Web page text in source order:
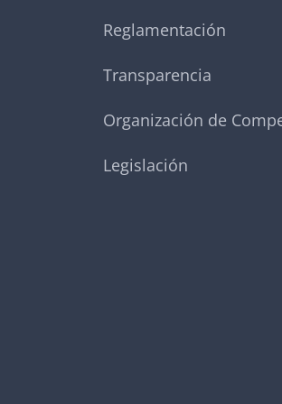
Reglamentación
Transparencia
Organización de
Legislación